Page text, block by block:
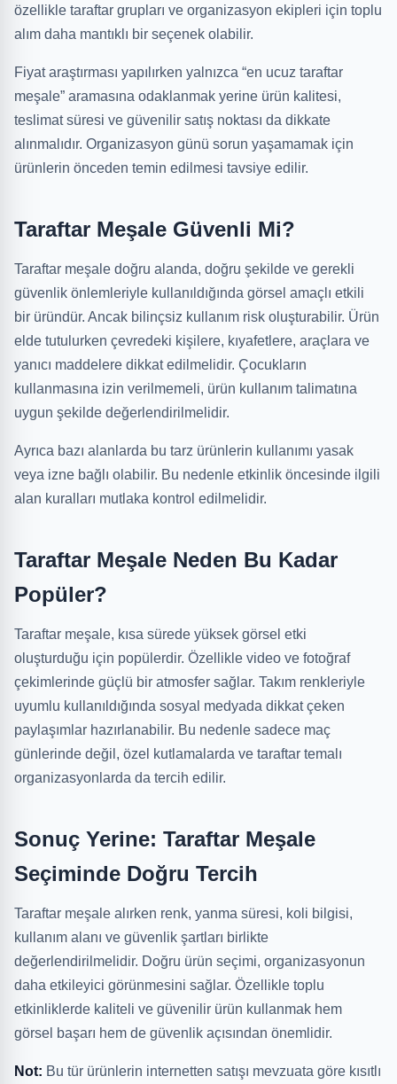
özellikle taraftar grupları ve organizasyon ekipleri için toplu
alım daha mantıklı bir seçenek olabilir.
Fiyat araştırması yapılırken yalnızca “en ucuz taraftar
meşale” aramasına odaklanmak yerine ürün kalitesi,
teslimat süresi ve güvenilir satış noktası da dikkate
alınmalıdır. Organizasyon günü sorun yaşamamak için
ürünlerin önceden temin edilmesi tavsiye edilir.
Taraftar Meşale Güvenli Mi?
Taraftar meşale doğru alanda, doğru şekilde ve gerekli
güvenlik önlemleriyle kullanıldığında görsel amaçlı etkili
bir üründür. Ancak bilinçsiz kullanım risk oluşturabilir. Ürün
elde tutulurken çevredeki kişilere, kıyafetlere, araçlara ve
yanıcı maddelere dikkat edilmelidir. Çocukların
kullanmasına izin verilmemeli, ürün kullanım talimatına
uygun şekilde değerlendirilmelidir.
Ayrıca bazı alanlarda bu tarz ürünlerin kullanımı yasak
veya izne bağlı olabilir. Bu nedenle etkinlik öncesinde ilgili
alan kuralları mutlaka kontrol edilmelidir.
Taraftar Meşale Neden Bu Kadar
Popüler?
Taraftar meşale, kısa sürede yüksek görsel etki
oluşturduğu için popülerdir. Özellikle video ve fotoğraf
çekimlerinde güçlü bir atmosfer sağlar. Takım renkleriyle
uyumlu kullanıldığında sosyal medyada dikkat çeken
paylaşımlar hazırlanabilir. Bu nedenle sadece maç
günlerinde değil, özel kutlamalarda ve taraftar temalı
organizasyonlarda da tercih edilir.
Sonuç Yerine: Taraftar Meşale
Seçiminde Doğru Tercih
Taraftar meşale alırken renk, yanma süresi, koli bilgisi,
kullanım alanı ve güvenlik şartları birlikte
değerlendirilmelidir. Doğru ürün seçimi, organizasyonun
daha etkileyici görünmesini sağlar. Özellikle toplu
etkinliklerde kaliteli ve güvenilir ürün kullanmak hem
görsel başarı hem de güvenlik açısından önemlidir.
Not: Bu tür ürünlerin internetten satışı mevzuata göre kısıtlı